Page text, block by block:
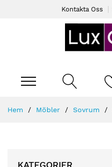
Kontakta Oss
Hem Möbler Sovrum
KATEGORIER